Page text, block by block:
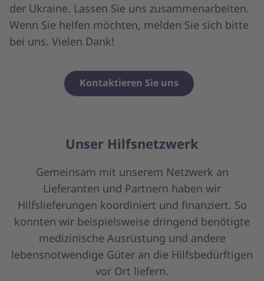
der Ukraine. Lassen Sie uns zusammenarbeiten.
Wenn Sie helfen möchten, melden Sie sich bitte
bei uns. Vielen Dank!
Kontaktieren Sie uns
Unser Hilfsnetzwerk
Gemeinsam mit unserem Netzwerk an
Lieferanten und Partnern haben wir
Hilfslieferungen koordiniert und finanziert. So
konnten wir beispielsweise dringend benötigte
medizinische Ausrüstung und andere
lebensnotwendige Güter an die Hilfsbedürftigen
vor Ort liefern.